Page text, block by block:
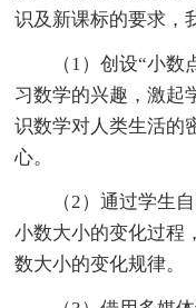
识及新课标的要求，
（1）创设“小数点
习数学的兴趣，激起
识数学对人类生活的
心。
（2）通过学生自
小数大小的变化过程
数大小的变化规律。